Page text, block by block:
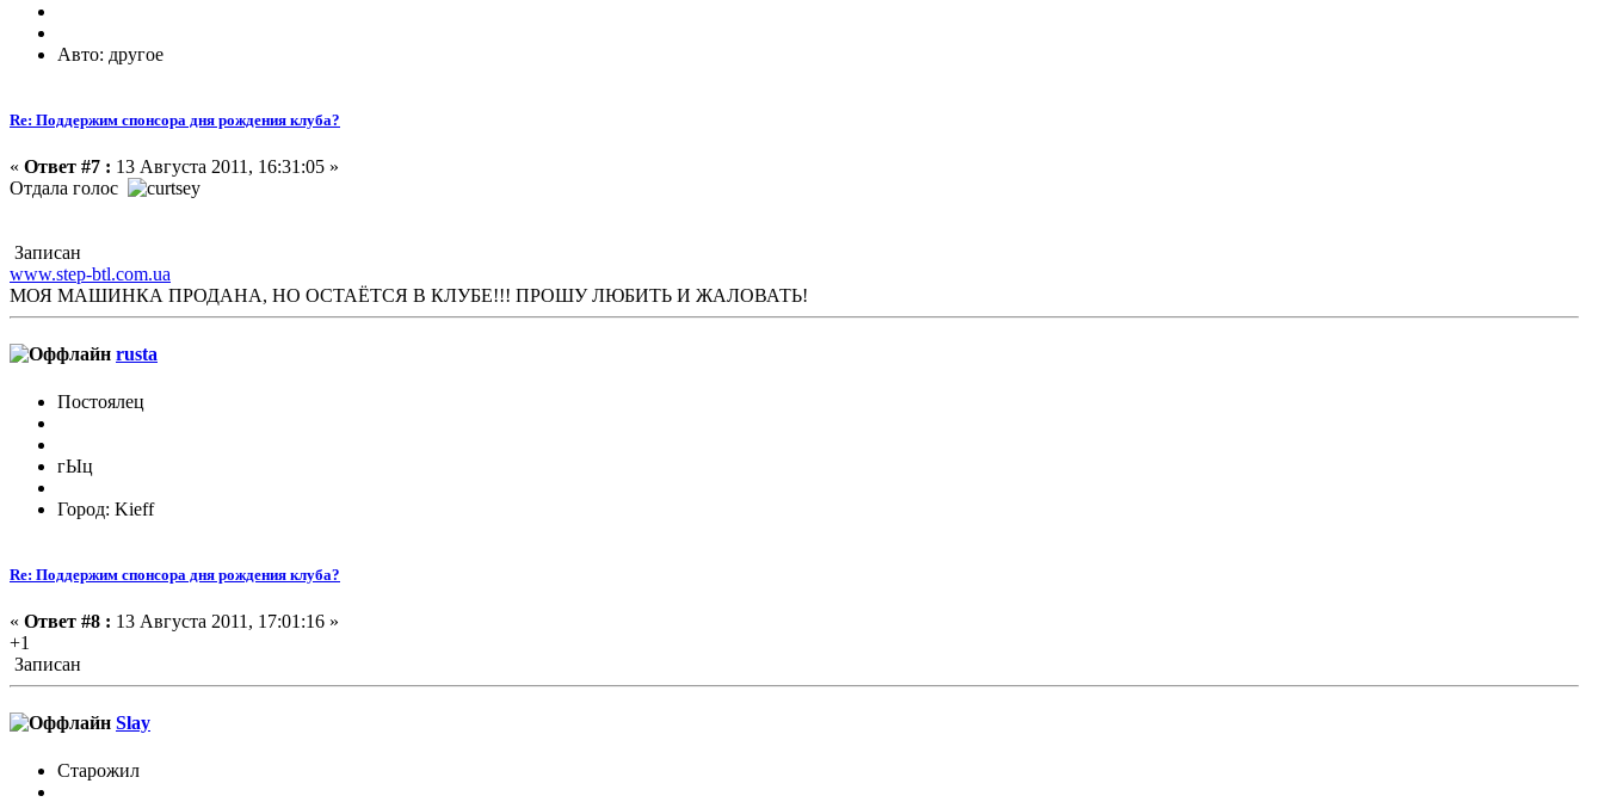
Авто: другое
Re: Поддержим спонсора дня рождения клуба?
« Ответ #7 : 13 Августа 2011, 16:31:05 »
Отдала голос
Записан
www.step-btl.com.ua
МОЯ МАШИНКА ПРОДАНА, НО ОСТАЁТСЯ В КЛУБЕ!!! ПРОШУ ЛЮБИТЬ И ЖАЛОВАТЬ!
rusta
Постоялец
гЫц
Город: Kieff
Re: Поддержим спонсора дня рождения клуба?
« Ответ #8 : 13 Августа 2011, 17:01:16 »
+1
Записан
Slay
Старожил